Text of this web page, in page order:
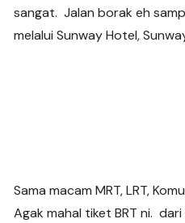
sangat. Jalan borak eh
melalui Sunway Hotel,
Sama macam MRT, LRT,
Agak mahal tiket BRT ni.